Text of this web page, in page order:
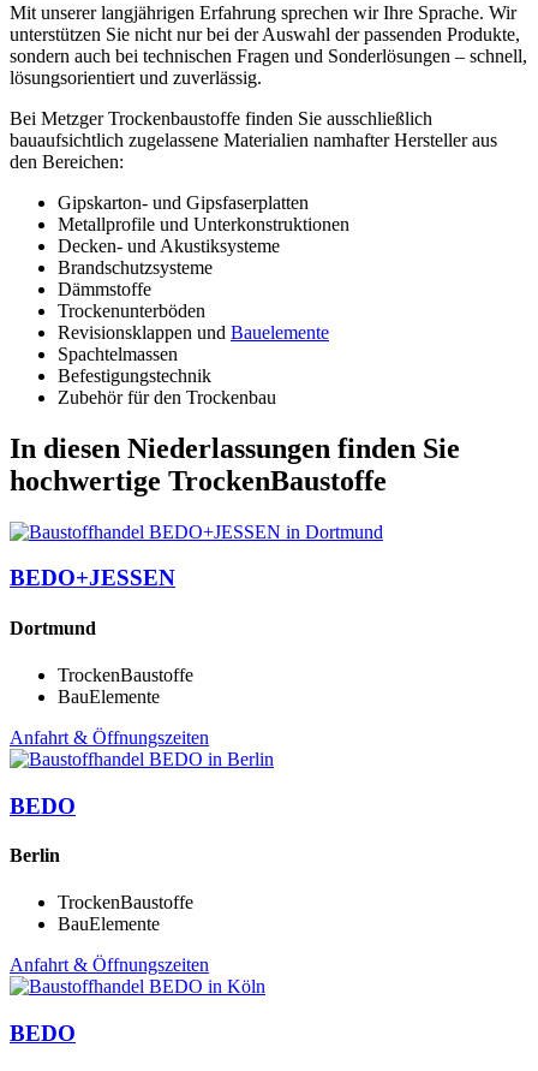
Mit unserer langjährigen Erfahrung sprechen wir Ihre Sprache. Wir
unterstützen Sie nicht nur bei der Auswahl der passenden Produkte,
sondern auch bei technischen Fragen und Sonderlösungen – schnell,
lösungsorientiert und zuverlässig.
Bei Metzger Trockenbaustoffe finden Sie ausschließlich
bauaufsichtlich zugelassene Materialien namhafter Hersteller aus
den Bereichen:
Gipskarton- und Gipsfaserplatten
Metallprofile und Unterkonstruktionen
Decken- und Akustiksysteme
Brandschutzsysteme
Dämmstoffe
Trockenunterböden
Revisionsklappen und Bauelemente
Spachtelmassen
Befestigungstechnik
Zubehör für den Trockenbau
In diesen Niederlassungen finden Sie
hochwertige TrockenBaustoffe
BEDO+JESSEN
Dortmund
TrockenBaustoffe
BauElemente
Anfahrt & Öffnungszeiten
BEDO
Berlin
TrockenBaustoffe
BauElemente
Anfahrt & Öffnungszeiten
BEDO